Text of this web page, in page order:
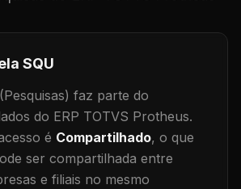
SQU
(Pesquisas) faz parte do
do ERP TOTVS Protheus.
é Compartilhado, o que
ser compartilhada entre
e filiais no mesmo